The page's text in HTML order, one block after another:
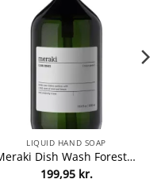
LIQUID HAND SOAP
Meraki Dish Wash Forest Garden 1000 ml fra Meraki
199,95 kr.